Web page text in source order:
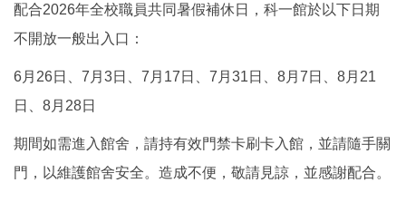
配合2026年全校職員共同暑假補休日，科一館於以下日期
不開放一般出入口：
6月26日、7月3日、7月17日、7月31日、8月7日、8月21
日、8月28日
期間如需進入館舍，請持有效門禁卡刷卡入館，並請隨手關
門，以維護館舍安全。造成不便，敬請見諒，並感謝配合。